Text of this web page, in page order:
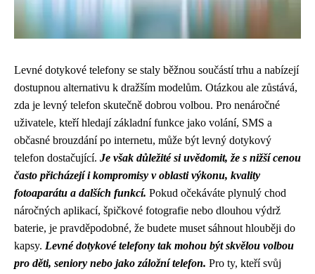
Levné dotykové telefony se staly běžnou součástí trhu a nabízejí
dostupnou alternativu k dražším modelům. Otázkou ale zůstává,
zda je levný telefon skutečně dobrou volbou. Pro nenáročné
uživatele, kteří hledají základní funkce jako volání, SMS a
občasné brouzdání po internetu, může být levný dotykový
telefon dostačující. Je však důležité si uvědomit, že s nižší cenou
často přicházejí i kompromisy v oblasti výkonu, kvality
fotoaparátu a dalších funkcí. Pokud očekáváte plynulý chod
náročných aplikací, špičkové fotografie nebo dlouhou výdrž
baterie, je pravděpodobné, že budete muset sáhnout hlouběji do
kapsy. Levné dotykové telefony tak mohou být skvělou volbou
pro děti, seniory nebo jako záložní telefon. Pro ty, kteří svůj